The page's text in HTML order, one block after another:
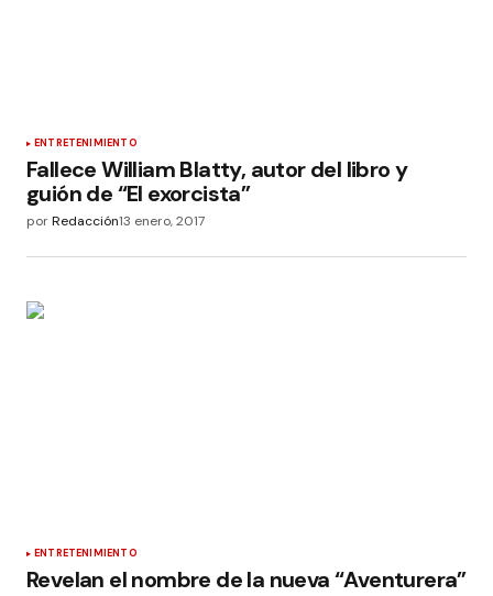
ENTRETENIMIENTO
Fallece William Blatty, autor del libro y
guión de “El exorcista”
porRedacción13 enero, 2017
ENTRETENIMIENTO
Revelan el nombre de la nueva “Aventurera”